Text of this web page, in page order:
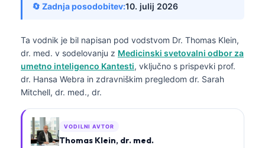
🔄 Zadnja posodobitev:10. julij 2026
Ta vodnik je bil napisan pod vodstvom Dr. Thomas Klein,
dr. med. v sodelovanju z Medicinski svetovalni odbor za
umetno inteligenco Kantesti, vključno s prispevki prof.
dr. Hansa Webra in zdravniškim pregledom dr. Sarah
Mitchell, dr. med., dr.
VODILNI AVTOR
Thomas Klein, dr. med.